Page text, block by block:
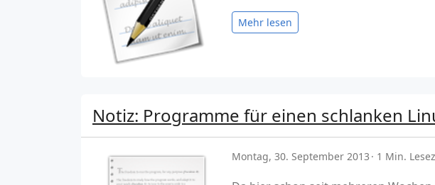
Mehr lesen
Notiz: Programme für einen schlanken
Montag, 30. September 2013 1 Min.